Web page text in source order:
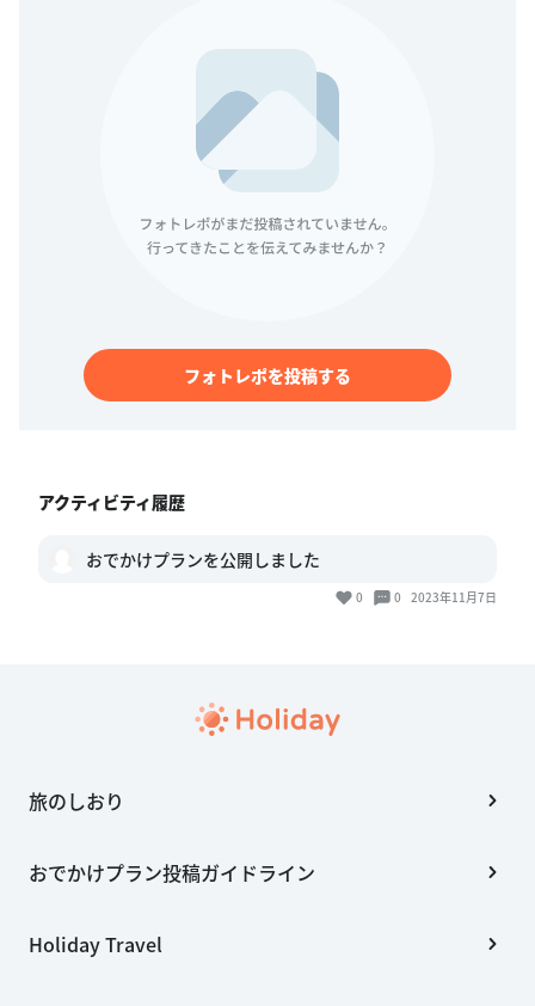
フォトレポを投稿する
アクティビティ履歴
おでかけプランを公開しました
0 0 2023年11月7日
旅のしおり
おでかけプラン投稿ガイドライン
Holiday Travel